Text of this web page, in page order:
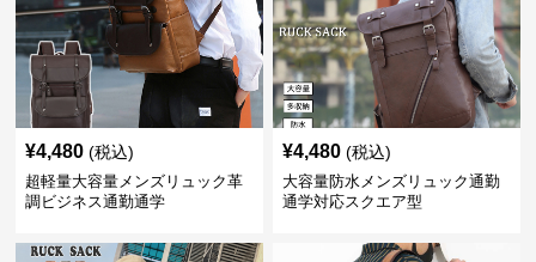
¥4,480 (税込)
超軽量大容量メンズリュック革
調ビジネス通勤通学
¥4,480 (税込)
大容量防水メンズリュック通勤
通学対応スクエア型